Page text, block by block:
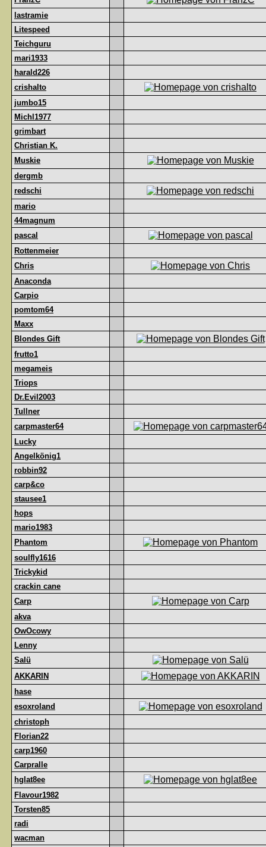
lastramie
Litespeed
Teichguru
mari1933
harald226
crishalto
jumbo15
Michl1977
grimbart
Christian K.
Muskie
dergmb
redschi
mario
44magnum
pascal
Rottenmeier
Chris
Anaconda
Carpio
pomtom64
Maxx
Blondes Gift
frutto1
megameis
Triops
Dr.Evil2003
Tullner
carpmaster64
Lucky
Angelkönig1
robbin92
carp&co
stausee1
hops
mario1983
Phantom
soulfly1616
Trickykid
crackin cane
Carp
akva
OwOcowy
Lenny
Salü
AKKARIN
hase
esoxroland
christoph
Florian22
carp1960
Carpralle
hglat8ee
Flavour1982
Torsten85
radi
wacman